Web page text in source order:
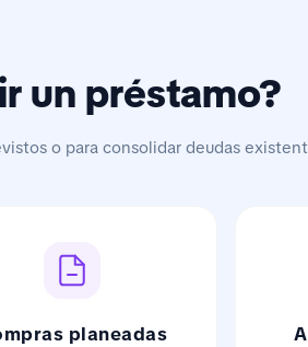
un préstamo?
o para consolidar deudas
planeadas